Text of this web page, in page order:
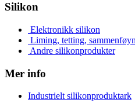
Silikon
Elektronikk silikon
Liming, tetting,
Andre silikonprodukter
Mer info
Industrielt silikonproduktark